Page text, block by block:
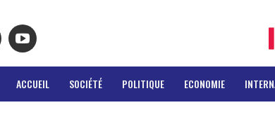
ACCUEIL SOCIÉTÉ POLITIQUE ECONOMIE